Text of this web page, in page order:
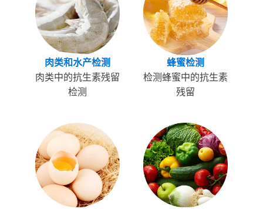
肉类和水产检测
肉类中的抗生素残留
检测
蜂蜜检测
检测蜂蜜中的抗生素
残留